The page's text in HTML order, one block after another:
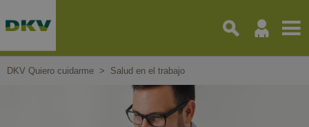
al
principal
DKV Quiero cuidarme Salud en el trabajo